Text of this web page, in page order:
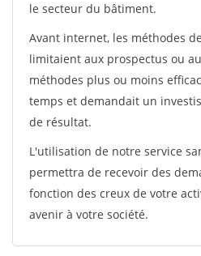
le secteur du bâtiment.
Avant internet, les méthodes
limitaient aux prospectus ou
méthodes plus ou moins
temps et demandait un
de résultat.
L'utilisation de notre service
permettra de recevoir des
fonction des creux de votre
avenir à votre société.